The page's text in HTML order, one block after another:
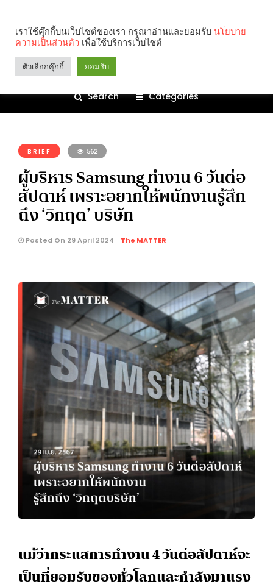
Search Categories
BRIEF 562
ผู้บริหาร Samsung ทำงาน 6 วันต่อ
สัปดาห์ เพราะอยากให้พนักงานรู้สึก
ถึง ‘วิกฤต’ บริษัท
Posted On 29 April 2024 The MATTER
แม้ว่ากระแสการทำงาน 4 วันต่อสัปดาห์จะ
เป็นที่ยอมรับของทั่วโลกและกำลังมาแรง
เราใช้คุ๊กกี้บนเว็บไซต์ของเรา กรุณาอ่านและยอมรับ นโยบาย
ความเป็นส่วนตัว เพื่อใช้บริการเว็บไซต์
ตัวเลือกคุ๊กกี้ ยอมรับ